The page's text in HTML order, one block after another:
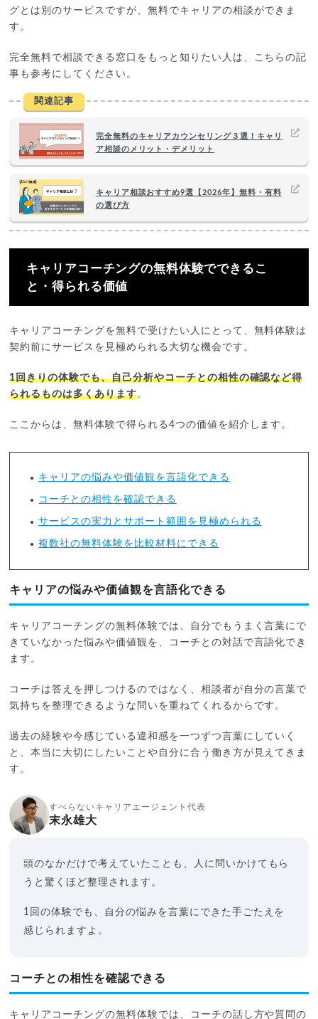
グとは別のサービスですが、無料でキャリアの相談ができま
す。
完全無料で相談できる窓口をもっと知りたい人は、こちらの記
事も参考にしてください。
関連記事
完全無料のキャリアカウンセリング３選！キャリ
ア相談のメリット・デメリット
キャリア相談おすすめ9選【2026年】無料・有料
の選び方
キャリアコーチングの無料体験でできるこ
と・得られる価値
キャリアコーチングを無料で受けたい人にとって、無料体験は
契約前にサービスを見極められる大切な機会です。
1回きりの体験でも、自己分析やコーチとの相性の確認など得
られるものは多くあります。
ここからは、無料体験で得られる4つの価値を紹介します。
キャリアの悩みや価値観を言語化できる
コーチとの相性を確認できる
サービスの実力とサポート範囲を見極められる
複数社の無料体験を比較材料にできる
キャリアの悩みや価値観を言語化できる
キャリアコーチングの無料体験では、自分でもうまく言葉にで
きていなかった悩みや価値観を、コーチとの対話で言語化でき
ます。
コーチは答えを押しつけるのではなく、相談者が自分の言葉で
気持ちを整理できるような問いを重ねてくれるからです。
過去の経験や今感じている違和感を一つずつ言葉にしていく
と、本当に大切にしたいことや自分に合う働き方が見えてきま
す。
すべらないキャリアエージェント代表
末永雄大
頭のなかだけで考えていたことも、人に問いかけてもら
うと驚くほど整理されます。
1回の体験でも、自分の悩みを言葉にできた手ごたえを
感じられますよ。
コーチとの相性を確認できる
キャリアコーチングの無料体験では、コーチの話し方や質問の